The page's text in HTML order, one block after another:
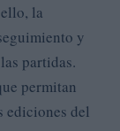
la
y
partidas.
permitan
ediciones del